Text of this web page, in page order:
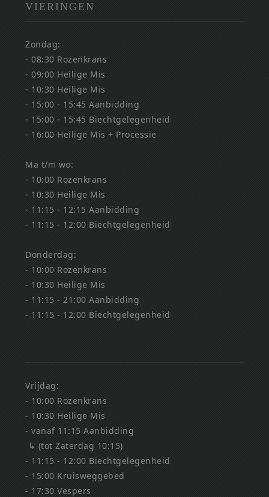
VIERINGEN
Zondag:
- 08:30 Rozenkrans
- 09:00 Heilige Mis
- 10:30 Heilige Mis
- 15:00 - 15:45 Aanbidding
- 15:00 - 15:45 Biechtgelegenheid
- 16:00 Heilige Mis + Processie
Ma t/m wo:
- 10:00 Rozenkrans
- 10:30 Heilige Mis
- 11:15 - 12:15 Aanbidding
- 11:15 - 12:00 Biechtgelegenheid
Donderdag:
- 10:00 Rozenkrans
- 10:30 Heilige Mis
- 11:15 - 21:00 Aanbidding
- 11:15 - 12:00 Biechtgelegenheid
Vrijdag:
- 10:00 Rozenkrans
- 10:30 Heilige Mis
- vanaf 11:15 Aanbidding
↳ (tot Zaterdag 10:15)
- 11:15 - 12:00 Biechtgelegenheid
- 15:00 Kruisweggebed
- 17:30 Vespers